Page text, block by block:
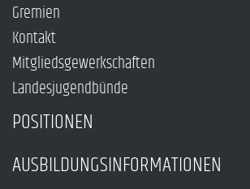
Gremien
Kontakt
Mitgliedsgewerkschaften
Landesjugendbünde
POSITIONEN
AUSBILDUNGSINFORMATIONEN